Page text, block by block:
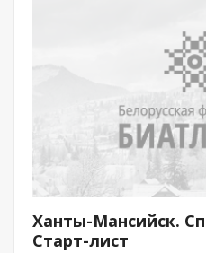
Ханты-Мансийск.
Cтарт-лист